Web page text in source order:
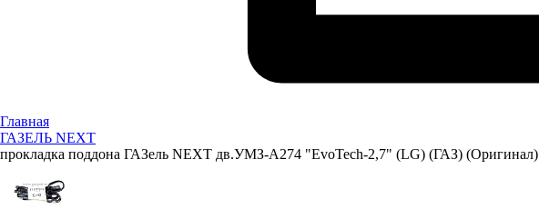
Главная
ГАЗЕЛЬ NEXT
прокладка поддона ГАЗель NEXT дв.УМЗ-А274 "EvoTech-2,7" (LG) (ГАЗ) (Оригинал)